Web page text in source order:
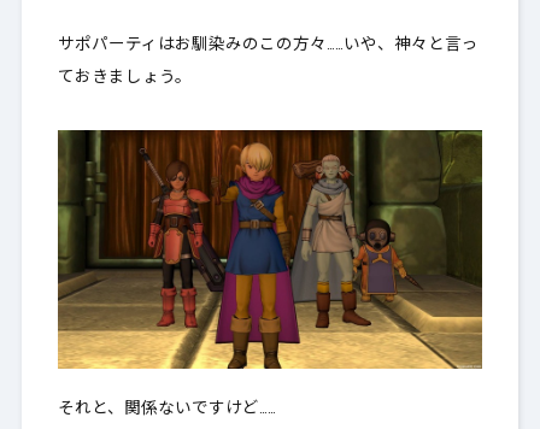
サポパーティはお馴染みのこの方々……いや、神々と言っ
ておきましょう。
それと、関係ないですけど……